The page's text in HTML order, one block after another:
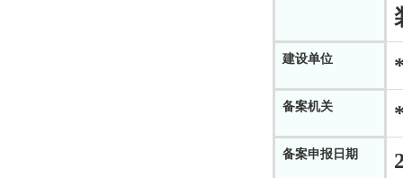
建设单位
备案机关
备案申报日期